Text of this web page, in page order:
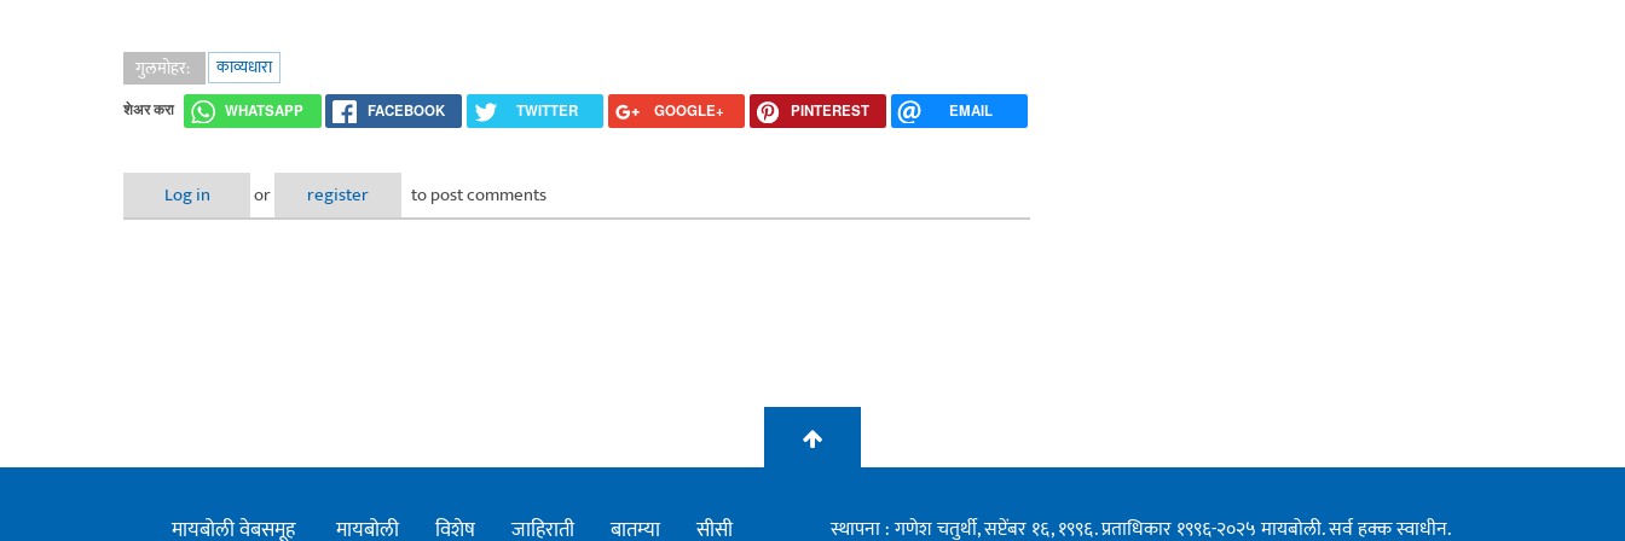
गुलमोहर: काव्यधारा
शेअर करा WHATSAPP FACEBOOK TWITTER GOOGLE+ PINTEREST EMAIL
Log in or register to post comments
मायबोली वेबसमूह मायबोली विशेष जाहिराती बातम्या सीसी
स्थापना : गणेश चतुर्थी, सप्टेंबर १६, १९९६. प्रताधिकार १९९६-२०२५ मायबोली. सर्व हक्क स्वाधीन.